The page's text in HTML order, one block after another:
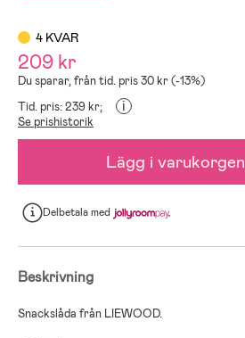
4 KVAR
209 kr
Du sparar, från tid. pris 30 kr (-13%)
Tid. pris: 239 kr;
i
Se prishistorik
Lägg i varukorgen
Delbetalamed
Beskrivning
Snackslåda från LIEWOOD.